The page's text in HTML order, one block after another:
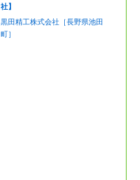
社】
黒田精工株式会社［長野県池田
町］